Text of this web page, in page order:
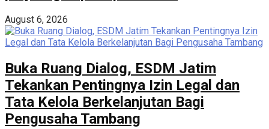
August 6, 2026
Buka Ruang Dialog, ESDM Jatim
Tekankan Pentingnya Izin Legal dan
Tata Kelola Berkelanjutan Bagi
Pengusaha Tambang